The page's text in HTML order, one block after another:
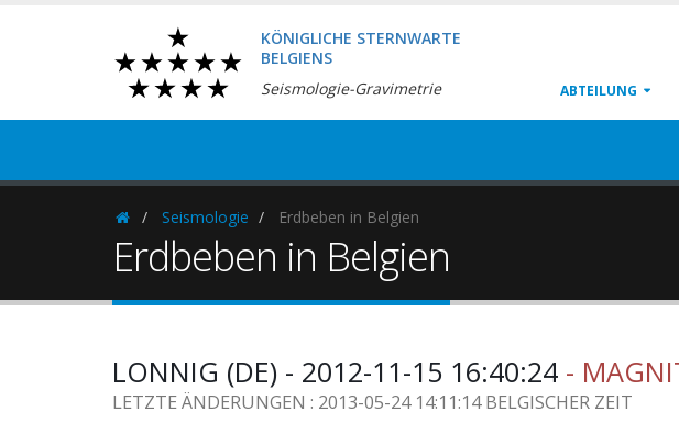
KÖNIGLICHE STERNWARTE
BELGIENS
Seismologie-Gravimetrie
ABTEILUNG
HomepageSeismologie Erdbeben in Belgien
Erdbeben in Belgien
LONNIG (DE) - 2012-11-15 16:40:24 -
LETZTE ÄNDERUNGEN : 2013-05-24 14:11:14 BELGISCHER ZEIT